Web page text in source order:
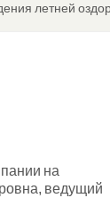
летней
на
ведущий